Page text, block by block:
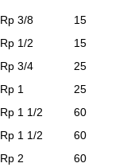
Rp 3/8
15
Rp 1/2
15
Rp 3/4
25
Rp 1
25
Rp 1 1/2
60
Rp 1 1/2
60
Rp 2
60